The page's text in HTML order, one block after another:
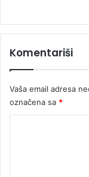
Komentariši
Vaša email adresa
označena sa *